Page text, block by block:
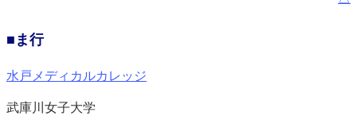
■ま行
水戸メディカルカレッジ
武庫川女子大学